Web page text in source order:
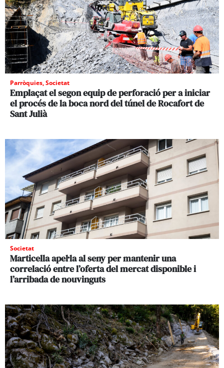
Parròquies,Societat
Emplaçat el segon equip de perforació per a iniciar
el procés de la boca nord del túnel de Rocafort de
Sant Julià
Societat
Marticella apel·la al seny per mantenir una
correlació entre l’oferta del mercat disponible i
l’arribada de nouvinguts